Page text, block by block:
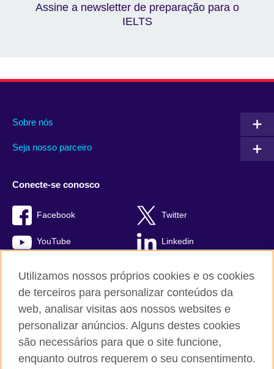
Assine a newsletter de preparação para o
IELTS
Sobre nós
Seja nosso parceiro
Conecte-se conosco
Facebook Twitter
YouTube Linkedin
British Council global
Comentários e reclamações
Política de privacidade e termos de uso
Utilizamos nossos próprios cookies e os cookies
de terceiros para personalizar conteúdos da
web, analisar visitas aos nossos websites e
personalizar anúncios. Alguns destes cookies
são necessários para que o site funcione,
enquanto outros requerem o seu consentimento.